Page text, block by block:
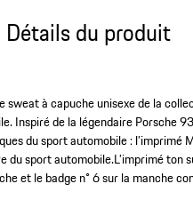
Détails du produit
à capuche unisexe de la
Inspiré de la légendaire Porsche
du sport automobile : l’imprimé
sport automobile.L’imprimé ton
et le badge n° 6 sur la manche